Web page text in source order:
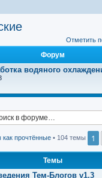
Отметить
Форум
водяного
прочтённые• 104 темы 1
Темы
Тем-Блогов v1.3